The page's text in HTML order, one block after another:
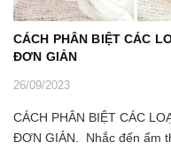
CÁCH PHÂN BIỆT CÁC
ĐƠN GIẢN
26/09/2023
CÁCH PHÂN BIỆT CÁC
ĐƠN GIẢN. Nhắc đến ẩm